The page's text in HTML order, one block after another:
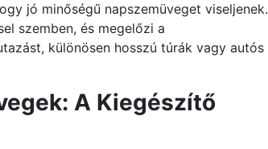
jó minőségű napszemüveget viseljenek.
szemben, és megelőzi a
különösen hosszú túrák vagy autós
A Kiegészítő